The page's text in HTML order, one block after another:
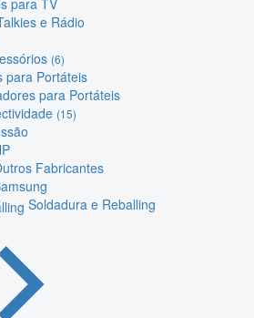
para TV
e Rádio
(6)
para Portáteis
para Portáteis
(15)
Fabricantes
Soldadura e Reballing